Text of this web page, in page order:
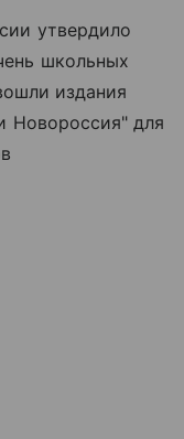
утвердило
школьных
издания
Новороссия" для